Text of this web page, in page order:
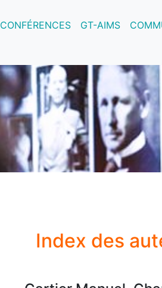
CONFÉRENCES GT-AIMS
Index des